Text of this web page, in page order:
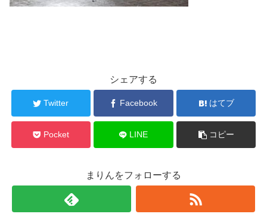
シェアする
Twitter Facebook はてブ
Pocket LINE コピー
まりんをフォローする